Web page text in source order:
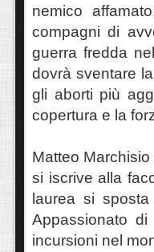
nemico
compagni di
guerra fredda
dovrà sventare
gli aborti più
copertura e la
Matteo
si iscrive alla
laurea si
Appassionato
incursioni nel